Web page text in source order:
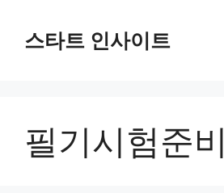
스타트 인사이트
필기시험준비